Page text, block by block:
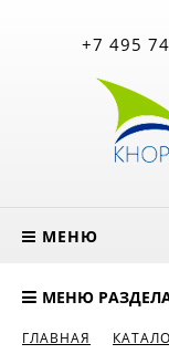
+7 495
МЕНЮ
МЕНЮ
ГЛАВНАЯ